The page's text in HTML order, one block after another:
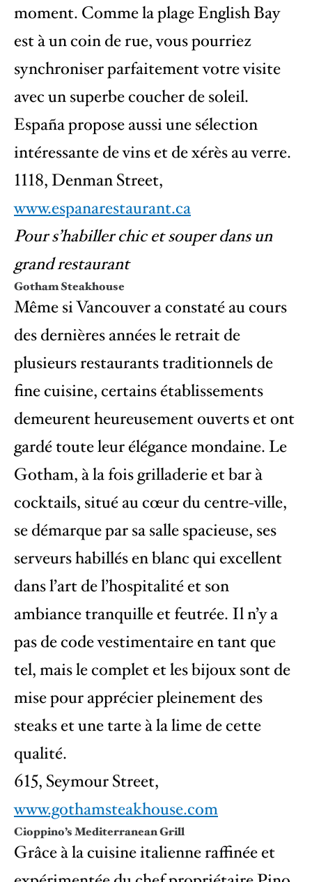
moment. Comme la plage English Bay
est à un coin de rue, vous pourriez
synchroniser parfaitement votre visite
avec un superbe coucher de soleil.
España propose aussi une sélection
intéressante de vins et de xérès au verre.
1118, Denman Street,
www.espanarestaurant.ca
Pour s’habiller chic et souper dans un
grand restaurant
Gotham Steakhouse
Même si Vancouver a constaté au cours
des dernières années le retrait de
plusieurs restaurants traditionnels de
fine cuisine, certains établissements
demeurent heureusement ouverts et ont
gardé toute leur élégance mondaine. Le
Gotham, à la fois grilladerie et bar à
cocktails, situé au cœur du centre-ville,
se démarque par sa salle spacieuse, ses
serveurs habillés en blanc qui excellent
dans l’art de l’hospitalité et son
ambiance tranquille et feutrée. Il n’y a
pas de code vestimentaire en tant que
tel, mais le complet et les bijoux sont de
mise pour apprécier pleinement des
steaks et une tarte à la lime de cette
qualité.
615, Seymour Street,
www.gothamsteakhouse.com
Cioppino’s Mediterranean Grill
Grâce à la cuisine italienne raffinée et